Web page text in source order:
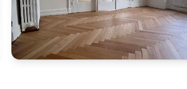
typique des maisons du quartier des Maraîchers. Le
résultat met en valeur le chêne et redonne une
uniformité élégante à l’ensemble de l’étage. Quartier
Unterlinden